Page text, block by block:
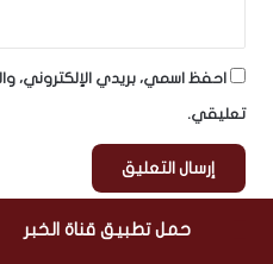
احفظ اسمي، بريدي الإلكتروني،
تعليقي.
حمل تطبيق قناة الخبر